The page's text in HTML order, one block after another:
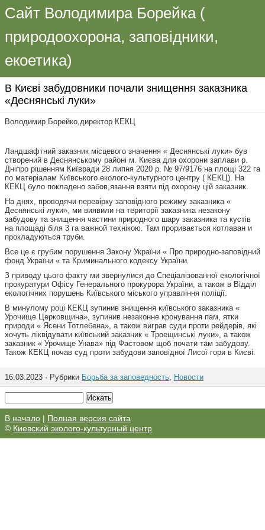
Сайт Володимира Борейка (
природоохорона, заповідники,
екоетика)
В Києві забудовники почали знищення заказника
«Деснянські луки»
Володимир Борейко,директор КЕКЦ
Ландшафтний заказник місцевого значення « Деснянські луки» був
створений в Деснянському районі м. Києва для охорони заплави р.
Дніпро рішенням Київради 28 липня 2020 р. № 97/9176 на площі 322 га
по матеріалам Київського еколого-культурного центру ( КЕКЦ). На
КЕКЦ було покладено забов,язання взяти під охорону цій заказник.
На днях, проводячи перевірку заповідного режиму заказника «
Деснянські луки», ми виявили на території заказника незакону
забудову та знищення частини природного шару заказника та кустів
на площаді біля 3 га важной технікою. Там проривається котлаван и
прокладуються труби.
Все це є грубим порушення Закону України « Про природно-заповідний
фонд України « та Криминального кодексу України.
З приводу цього факту ми звернулися до Спеціалізованної екологічної
прокуратури Офісу Генерального прокурора України, а також в Відділ
екологічних порушень Київського міського управління поліції.
В минулому році КЕКЦ зупинив знищення київського заказника «
Урочище Церковщина», зупинив незаконне кронування пам, ятки
природи « Ясени Тотлебена», а також виграв суди проти рейдерів, які
хочуть ліквідувати київський заказник « Троещинські луки», а також
заказник « Урочище Унава» під Фастовом щоб почати там забудову.
Також КЕКЦ почав суд проти забудови заповідної Лисої гори в Києві.
16.03.2023 · Рубрики Борьба за заповедность, Новости
В начало | Полная версия сайта
© Киевский эколого-культурный центр